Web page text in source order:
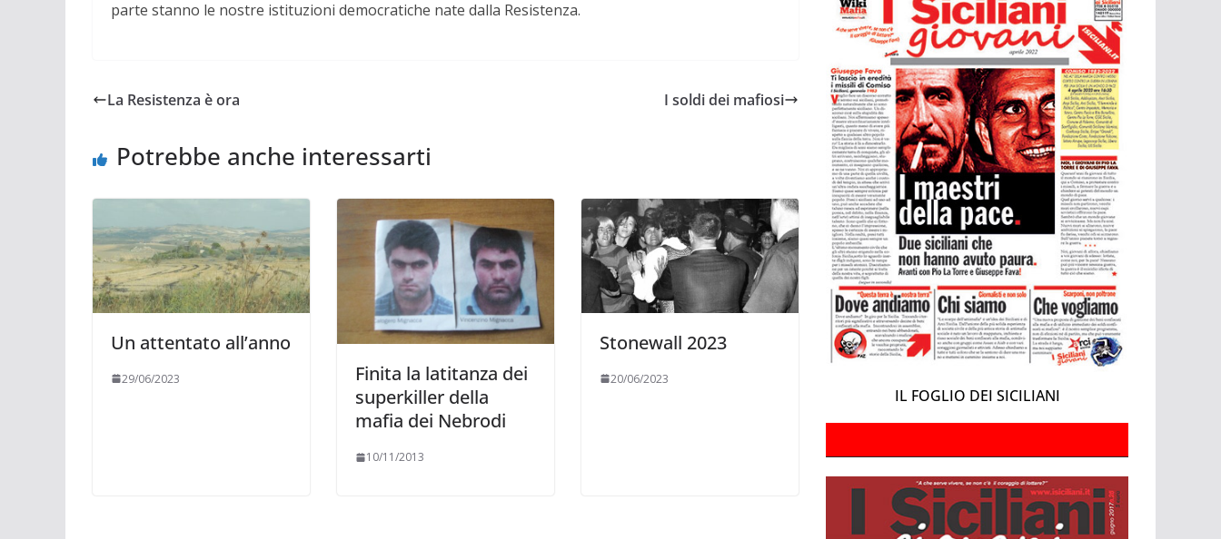
parte stanno le nostre istituzioni democratiche nate dalla Resistenza.
La Resistenza è ora I soldi dei mafiosi
Potrebbe anche interessarti
Un attentato all’anno
29/06/2023
Finita la latitanza dei
superkiller della
mafia dei Nebrodi
10/11/2013
Stonewall 2023
20/06/2023
IL FOGLIO DEI SICILIANI